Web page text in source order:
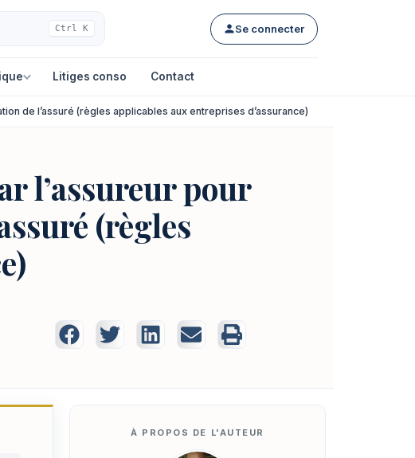
Ctrl K Se connecter
Litiges conso Contact
de l’assuré (règles applicables aux entreprises d’assurance)
l’assureur pour
(règles